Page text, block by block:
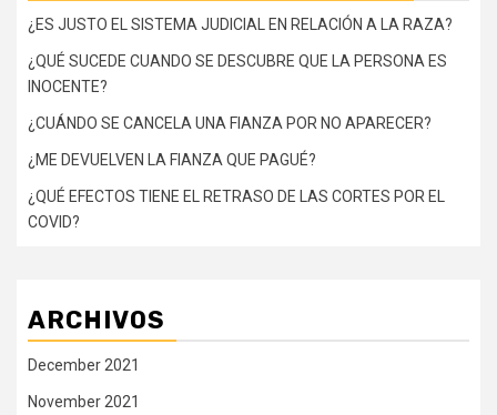
¿ES JUSTO EL SISTEMA JUDICIAL EN RELACIÓN A LA RAZA?
¿QUÉ SUCEDE CUANDO SE DESCUBRE QUE LA PERSONA ES
INOCENTE?
¿CUÁNDO SE CANCELA UNA FIANZA POR NO APARECER?
¿ME DEVUELVEN LA FIANZA QUE PAGUÉ?
¿QUÉ EFECTOS TIENE EL RETRASO DE LAS CORTES POR EL
COVID?
ARCHIVOS
December 2021
November 2021